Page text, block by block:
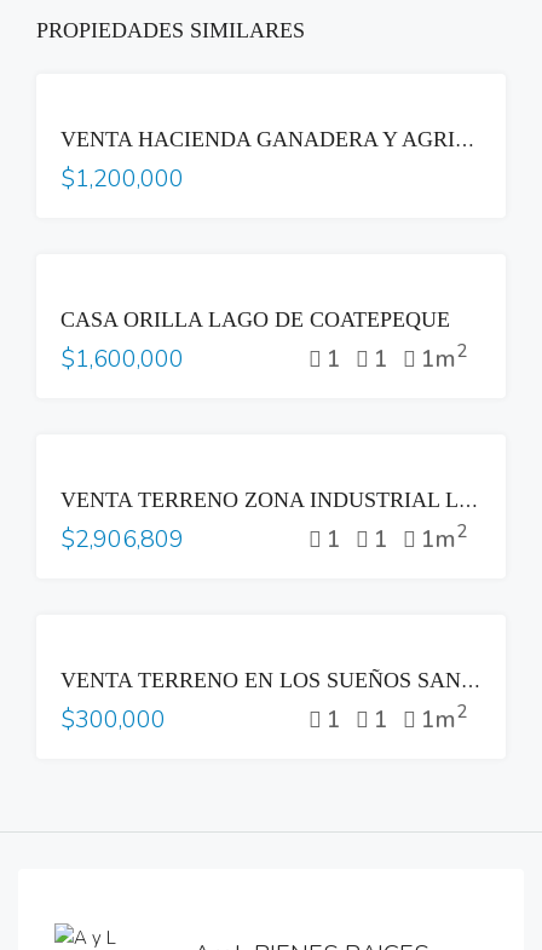
PROPIEDADES SIMILARES
VENTA HACIENDA GANADERA Y AGRICOLA ACAJUTLA SONSONATE
$1,200,000
CASA ORILLA LAGO DE COATEPEQUE
$1,600,000 1 1 1m2
VENTA TERRENO ZONA INDUSTRIAL LOURDES COLON
$2,906,809 1 1 1m2
VENTA TERRENO EN LOS SUEÑOS SANTA TECLA
$300,000 1 1 1m2